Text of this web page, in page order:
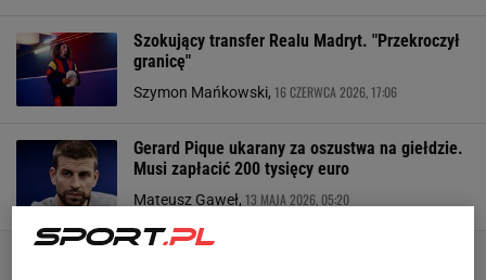
Szokujący transfer Realu Madryt. "Przekroczył
granicę"
Szymon Mańkowski, 16 CZERWCA 2026, 17:06
Gerard Pique ukarany za oszustwa na giełdzie.
Musi zapłacić 200 tysięcy euro
Mateusz Gaweł, 13 MAJA 2026, 05:20